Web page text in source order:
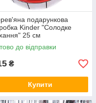
подарункова
Kinder "Солодке
25 см
до відправки
₴
Купити